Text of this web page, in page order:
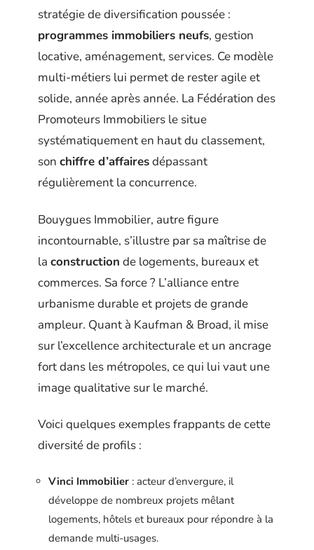
stratégie de diversification poussée :
programmes immobiliers neufs, gestion
locative, aménagement, services. Ce modèle
multi-métiers lui permet de rester agile et
solide, année après année. La Fédération des
Promoteurs Immobiliers le situe
systématiquement en haut du classement,
son chiffre d’affairesdépassant
régulièrement la concurrence.
Bouygues Immobilier, autre figure
incontournable, s’illustre par sa maîtrise de
la construction de logements, bureaux et
commerces. Sa force ? L’alliance entre
urbanisme durable et projets de grande
ampleur. Quant à Kaufman & Broad, il mise
sur l’excellence architecturale et un ancrage
fort dans les métropoles, ce qui lui vaut une
image qualitative sur le marché.
Voici quelques exemples frappants de cette
diversité de profils :
Vinci Immobilier : acteur d’envergure, il
développe de nombreux projets mêlant
logements, hôtels et bureaux pour répondre à la
demande multi-usages.